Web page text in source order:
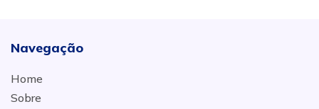
Navegação
Home
Sobre